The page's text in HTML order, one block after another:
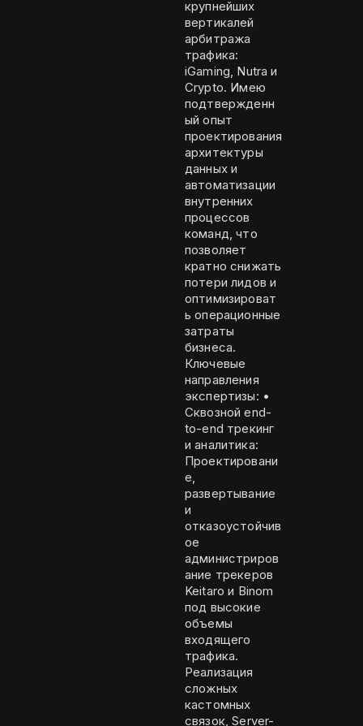
крупнейших
вертикалей
арбитража
трафика:
iGaming, Nutra и
Crypto. Имею
подтвержденн
ый опыт
проектирования
архитектуры
данных и
автоматизации
внутренних
процессов
команд, что
позволяет
кратно снижать
потери лидов и
оптимизироват
ь операционные
затраты
бизнеса.
Ключевые
направления
экспертизы: •
Сквозной end-
to-end трекинг
и аналитика:
Проектировани
е,
развертывание
и
отказоустойчив
ое
администриров
ание трекеров
Keitaro и Binom
под высокие
объемы
входящего
трафика.
Реализация
сложных
кастомных
связок, Server-